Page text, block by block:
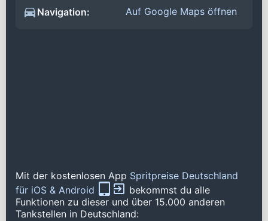
Navigation:
Auf Google Maps öffnen
Mit der kostenlosen App Spritpreise Deutschland
für iOS & Android
bekommst du alle
Funktionen zu dieser und über 15.000 anderen
Tankstellen in Deutschland: